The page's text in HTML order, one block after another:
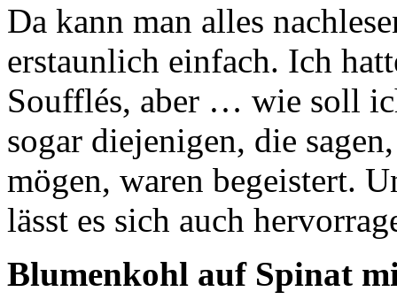
Da kann man alles
erstaunlich einfach. Ich
Soufflés, aber … wie soll
sogar diejenigen, die
mögen, waren begeistert.
lässt es sich auch
Blumenkohl auf Spinat